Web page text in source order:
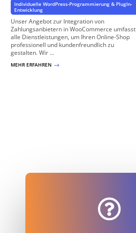
Individuelle WordPress-Programmierung & PlugIn-
Entwicklung
Unser Angebot zur Integration von
Zahlungsanbietern in WooCommerce umfasst
alle Dienstleistungen, um Ihren Online-Shop
professionell und kundenfreundlich zu
gestalten. Wir ...
MEHR ERFAHREN $
